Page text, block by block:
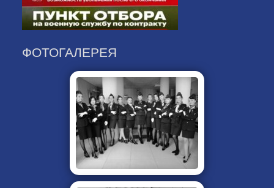
ФОТОГАЛЕРЕЯ